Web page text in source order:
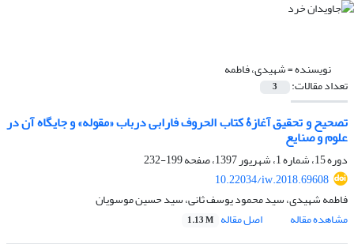
نویسنده =شهیدی، فاطمه
تعداد مقالات: 3
تصحیح و تحقیق آغازۀ کتاب الحروف فارابی درباب «مقوله» و جایگاه آن در
علوم و صنایع
دوره 15، شماره 1، شهریور 1397، صفحه
199-232
10.22034/iw.2018.69608
فاطمه شهیدی، سید محمود یوسف ثانی، سید حسین موسویان
مشاهده مقاله
اصل مقاله 1.13 M